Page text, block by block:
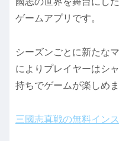
ゲームアプリです。
シーズンごとに新たな
によりプレイヤーはシ
持ちでゲームが楽しめま
三國志真戦の無料イン